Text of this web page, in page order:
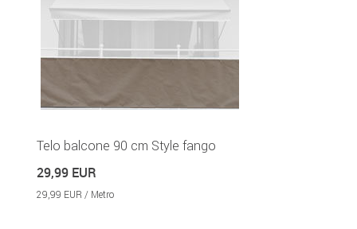
Telo balcone 90 cm Style fango
29,99 EUR
29,99 EUR / Metro